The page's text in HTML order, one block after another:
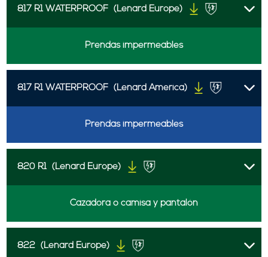
817 R1 WATERPROOF (Lenard Europe)
Prendas impermeables
817 R1 WATERPROOF (Lenard America)
Prendas impermeables
820 R1 (Lenard Europe)
Cazadora o camisa y pantalón
822 (Lenard Europe)